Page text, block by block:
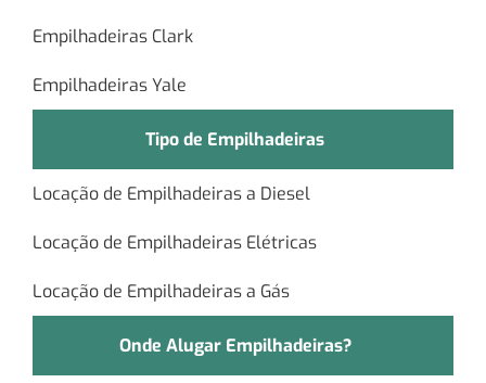
Empilhadeiras Clark
Empilhadeiras Yale
Tipo de Empilhadeiras
Locação de Empilhadeiras a Diesel
Locação de Empilhadeiras Elétricas
Locação de Empilhadeiras a Gás
Onde Alugar Empilhadeiras?